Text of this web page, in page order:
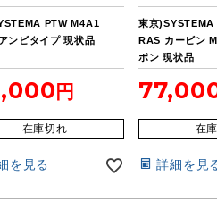
PTW M4A1
ンビタイプ 現状品
在庫切れ
を見る
東京
RAS カービン
ポン 現状品
在
詳細を見